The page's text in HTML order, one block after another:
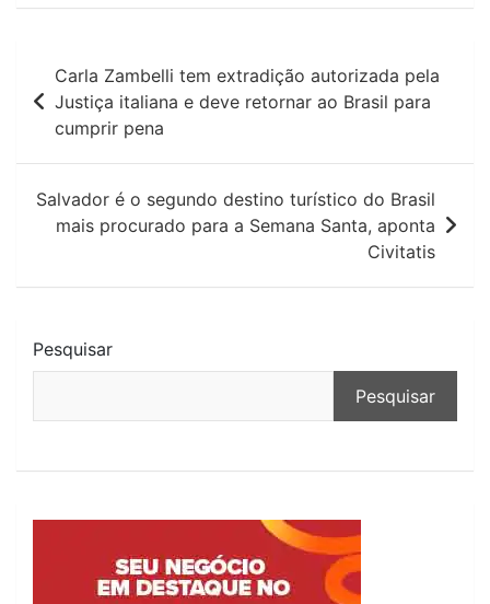
Navegação
de
Post
Carla Zambelli tem extradição autorizada pela
Justiça italiana e deve retornar ao Brasil para
cumprir pena
Salvador é o segundo destino turístico do Brasil
mais procurado para a Semana Santa, aponta
Civitatis
Pesquisar
Pesquisar